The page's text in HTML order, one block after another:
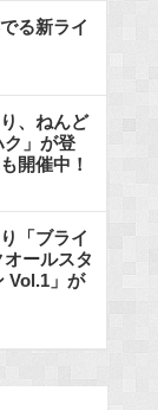
る新ライ
、ねんど
ク」が登
開催中！
「ブライ
ールスタ
Vol.1」が